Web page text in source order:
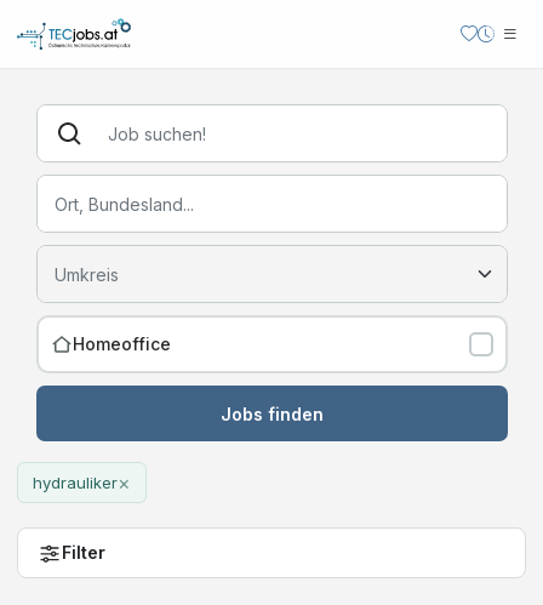
Homeoffice
Jobs finden
hydrauliker×
Filter